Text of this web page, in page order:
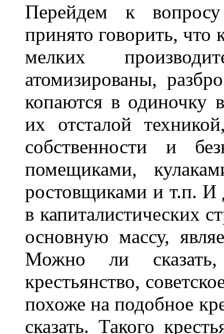
Перейдем к
принято говорить, что
мелких
атомизированы,
копаются в одиночку
их отсталой
собственности и
помещиками,
ростовщиками и т.п. И
в капиталистических
основную массу,
Можно ли
крестьянство,
похоже на подобное
сказать. Такого